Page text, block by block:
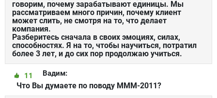
говорим, почему зарабатывают единицы. Мы
рассматриваем много причин, почему клиент
может слить, не смотря на то, что делает
компания.
Разберитесь сначала в своих эмоциях, силах,
способностях. Я на то, чтобы научиться, потратил
более 3 лет, и до сих пор продолжаю учиться.
Вадим:
11
Что Вы думаете по поводу МММ-2011?